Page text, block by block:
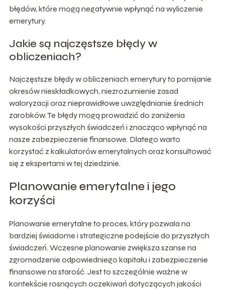
błędów, które mogą negatywnie wpłynąć na wyliczenie
emerytury.
Jakie są najczęstsze błędy w
obliczeniach?
Najczęstsze błędy w obliczeniach emerytury to pomijanie
okresów nieskładkowych, niezrozumienie zasad
waloryzacji oraz nieprawidłowe uwzględnianie średnich
zarobków. Te błędy mogą prowadzić do zaniżenia
wysokości przyszłych świadczeń i znacząco wpłynąć na
nasze zabezpieczenie finansowe. Dlatego warto
korzystać z kalkulatorów emerytalnych oraz konsultować
się z ekspertami w tej dziedzinie.
Planowanie emerytalne i jego
korzyści
Planowanie emerytalne to proces, który pozwala na
bardziej świadome i strategiczne podejście do przyszłych
świadczeń. Wczesne planowanie zwiększa szanse na
zgromadzenie odpowiedniego kapitału i zabezpieczenie
finansowe na starość. Jest to szczególnie ważne w
kontekście rosnących oczekiwań dotyczących jakości